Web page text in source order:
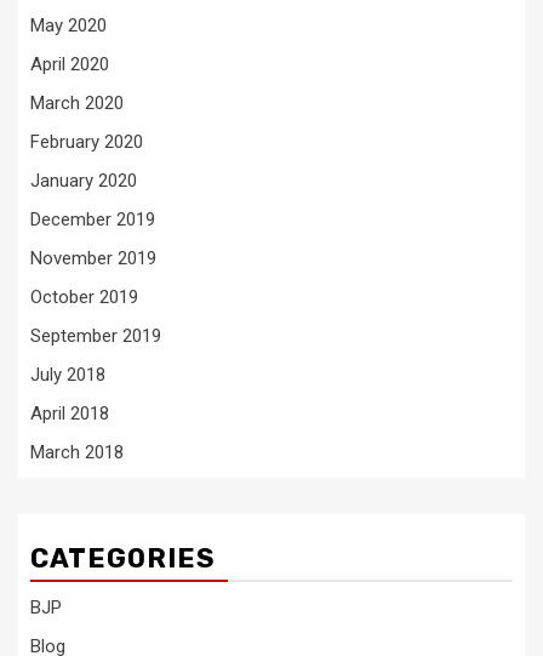
May 2020
April 2020
March 2020
February 2020
January 2020
December 2019
November 2019
October 2019
September 2019
July 2018
April 2018
March 2018
CATEGORIES
BJP
Blog